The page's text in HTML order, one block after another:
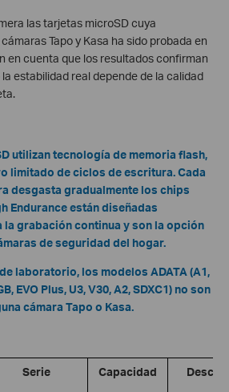
las tarjetas microSD cuya
Tapo y Kasa ha sido probada en
en cuenta que los resultados confirman
estabilidad real depende de la calidad
utilizan tecnología de memoria flash,
limitado de ciclos de escritura. Cada
desgasta gradualmente los chips
Endurance están diseñadas
grabación continua y son la opción
de seguridad del hogar.
laboratorio, los modelos ADATA (A1,
EVO Plus, U3, V30, A2, SDXC1) no son
cámara Tapo o Kasa.
Serie Capacidad